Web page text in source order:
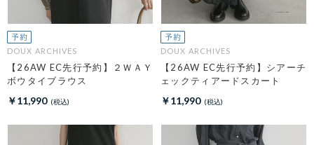
DOUX ARCHIVES
【26AW EC先行予約】２ＷＡＹ
ボウタイブラウス
￥11,990
DOUX ARCHIVES
【26AW EC先行予約】シアーチ
ェックティアードスカート
￥11,990